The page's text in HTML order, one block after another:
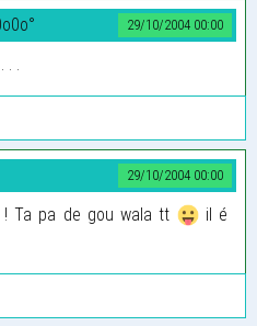
29/10/2004 00:00
.
29/10/2004 00:00
Ta pa de gou wala tt
il é